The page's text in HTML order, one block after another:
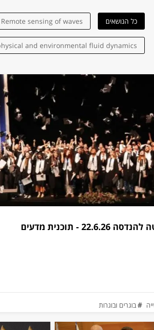
כל הנושאים Remote sensing of waves
and environmental fluid dynamics
Biomimicry
Biomimetics
Hemodynamics and Biomechanics
optical nanosensors
natural gas
numerical modelling
Metamaterials
Engineering
יום הפקולטה להנדסה 22.6.26 - תוכנית מדעים
בוגרים ובוגרות